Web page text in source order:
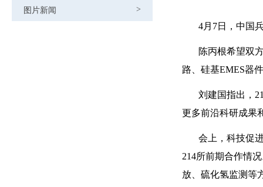
>
图片新闻
4月7日，中国
陈丙根希望双
路、硅基EMES器
刘建国指出，
更多前沿科研成果
会上，科技促
214所前期合作情
放、硫化氢监测等